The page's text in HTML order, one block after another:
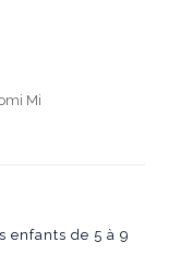
Mi
enfants de 5 à 9